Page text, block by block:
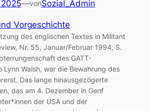
—vonSozial_Admin
Vorgeschichte
des englischen Textes in Militant
Nr. 55, Januar/Februar 1994, S.
des GATT-
Lynn Walsh, war die Bewahrung des
Das lange hinausgezögerte
das am 4. Dezember in Genf
der USA und der